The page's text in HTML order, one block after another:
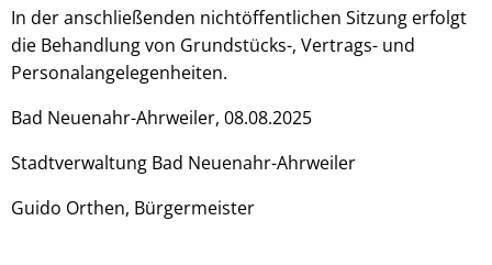
In der anschließenden nichtöffentlichen Sitzung erfolgt
die Behandlung von Grundstücks-, Vertrags- und
Personalangelegenheiten.
Bad Neuenahr-Ahrweiler, 08.08.2025
Stadtverwaltung Bad Neuenahr-Ahrweiler
Guido Orthen, Bürgermeister